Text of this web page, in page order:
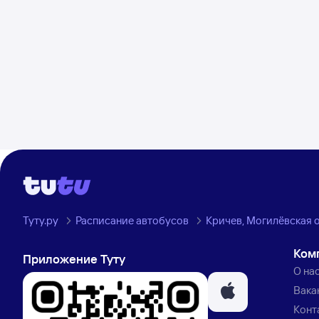
Туту.ру Расписание автобусов Кричев, Могилёвская
Приложение Туту
О